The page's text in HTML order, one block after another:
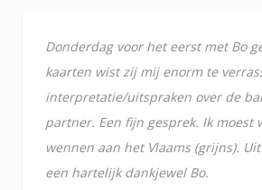
Donderdag voor het eerst met Bo
kaarten wist zij mij enorm te
interpretatie/uitspraken over de
partner. Een fijn gesprek. Ik moest
wennen aan het Vlaams (grijns).
een hartelijk dankjewel Bo.